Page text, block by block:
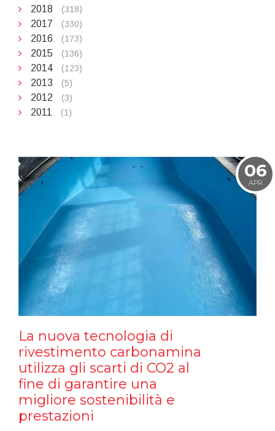
2018 (318)
2017 (330)
2016 (173)
2015 (136)
2014 (123)
2013 (5)
2012 (3)
2011 (1)
06
APR
La nuova tecnologia di
rivestimento carbonamina
utilizza gli scarti di CO2 al
fine di garantire una
migliore sostenibilità e
prestazioni